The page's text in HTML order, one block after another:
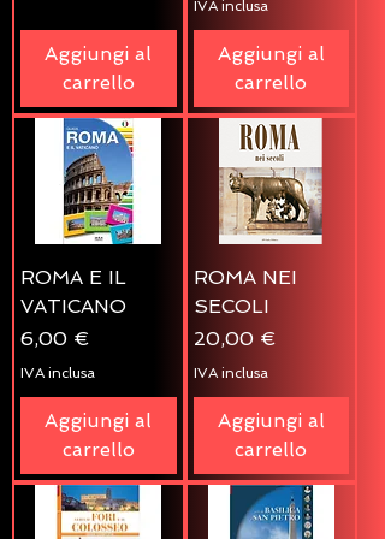
Aggiungi al
carrello
IVA inclusa
Aggiungi al
carrello
ROMA E IL
VATICANO
Prezzo
6,00 €
IVA inclusa
Aggiungi al
carrello
ROMA NEI
SECOLI
Prezzo
20,00 €
IVA inclusa
Aggiungi al
carrello